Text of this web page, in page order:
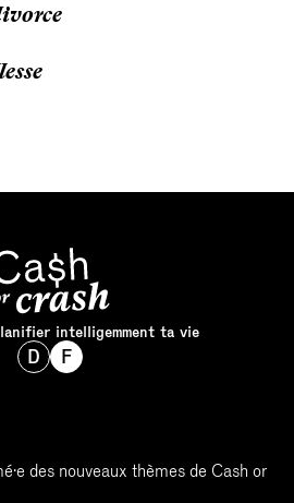
intelligemment ta vie
D F
des nouveaux thèmes de Cash or